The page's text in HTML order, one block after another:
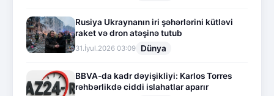
Rusiya Ukraynanın iri şəhərlərini kütləvi
raket və dron atəşinə tutub
31.İyul.2026 03:09 Dünya
BBVA-da kadr dəyişikliyi: Karlos Torres
rəhbərlikdə ciddi islahatlar aparır